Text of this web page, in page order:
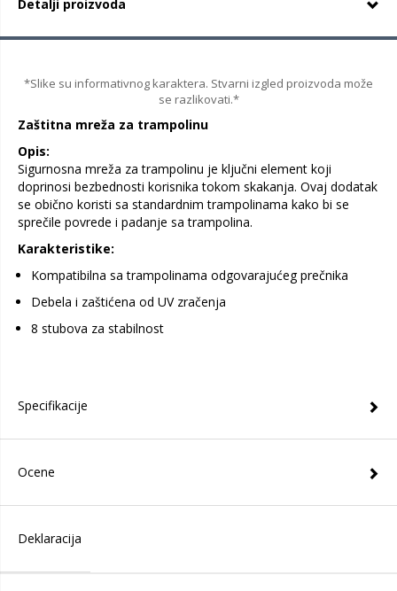
Detalji proizvoda
*Slike su informativnog karaktera. Stvarni izgled proizvoda može
se razlikovati.*
Zaštitna mreža za trampolinu
Opis:
Sigurnosna mreža za trampolinu je ključni element koji
doprinosi bezbednosti korisnika tokom skakanja. Ovaj dodatak
se obično koristi sa standardnim trampolinama kako bi se
sprečile povrede i padanje sa trampolina.
Karakteristike:
Kompatibilna sa trampolinama odgovarajućeg prečnika
Debela i zaštićena od UV zračenja
8 stubova za stabilnost
Specifikacije
Ocene
Deklaracija